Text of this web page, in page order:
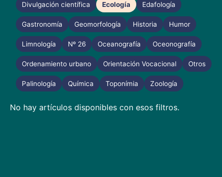
Divulgación científica Ecología Edafología
Gastronomía Geomorfología Historia Humor
Limnología Nº 26 Oceanografía Oceonografía
Ordenamiento urbano Orientación Vocacional Otros
Palinología Química Toponímia Zoología
No hay artículos disponibles con esos filtros.